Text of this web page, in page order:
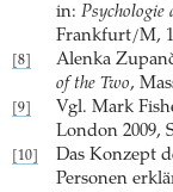
in: Psychologie
Frankfurt/M,
[8] Alenka
of the Two,
[9] Vgl. Mark
London 2009,
[10]
Das Konzept
Personen